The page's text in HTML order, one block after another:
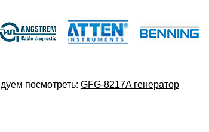
посмотреть: GFG-8217A генератор